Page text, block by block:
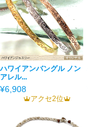
ハワイアンバングル ノン
アレル...
¥6,908
アクセ2位